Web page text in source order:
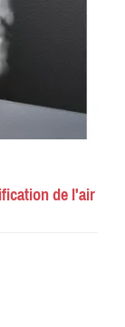
de l'air